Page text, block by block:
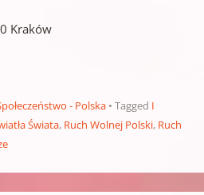
Kraków
- Polska Tagged I
Świata, Ruch Wolnej Polski, Ruch